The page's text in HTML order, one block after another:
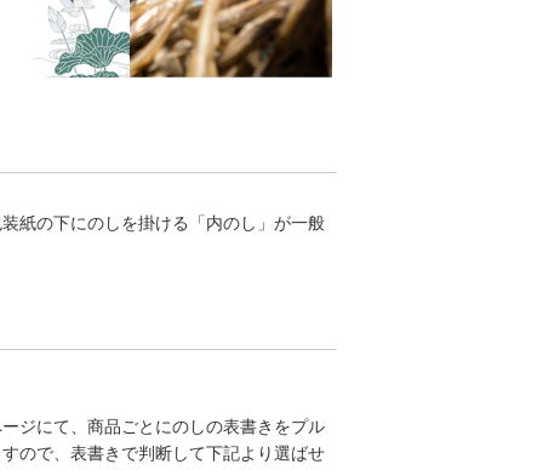
紙の下にのしを掛ける「内のし」が一般
ジにて、商品ごとにのしの表書きをプル
ので、表書きで判断して下記より選ばせ